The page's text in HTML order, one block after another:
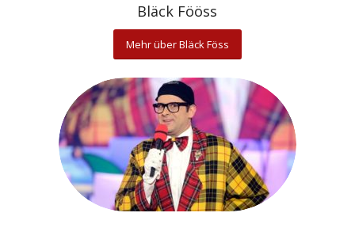
Bläck Fööss
Mehr über Bläck Föss